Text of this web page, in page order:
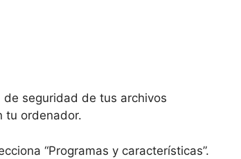
seguridad de tus archivos
tu ordenador.
“Programas y características”.